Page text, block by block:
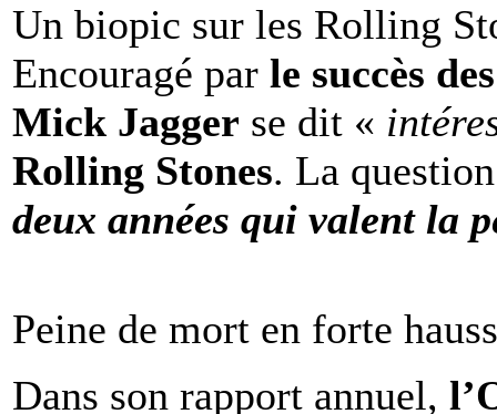
Un biopic sur les Rolling
Encouragé par le succès
Mick Jagger se dit «
Rolling Stones. La
deux années qui valent la
Peine de mort en forte
Dans son rapport annuel,